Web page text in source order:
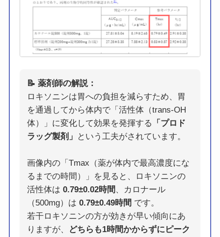
📝 薬剤師の解説：
ロキソニンは胃への負担を減らすため、胃
を通過してから体内で「活性体（trans-OH
体）」に変化して効果を発揮する
「プロド
ラッグ製剤」
という工夫がされています。
画像内の「Tmax（薬が体内で最高濃度にな
るまでの時間）」を見ると、ロキソニンの
活性体は 0.79±0.02時間 、カロナール
（500mg）は 0.79±0.49時間 です。
若干ロキソニンの方が効きが早い傾向にあ
りますが、
どちらも1時間かからずにピーク